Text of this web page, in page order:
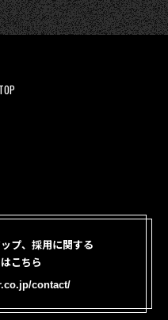
プ、採用に関する
こちら
contact/